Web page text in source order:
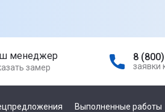
менеджер
замер
8
заявки
Выполненные работы